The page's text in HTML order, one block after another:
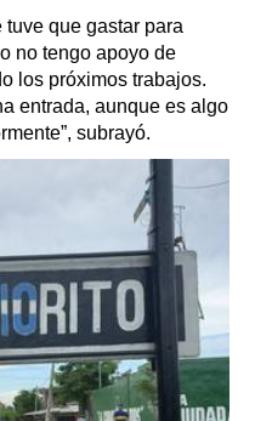
tuve que gastar para
no tengo apoyo de
los próximos trabajos.
entrada, aunque es algo
subrayó.